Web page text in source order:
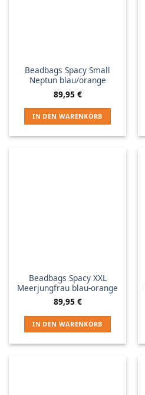
Beadbags Spacy Small
Neptun blau/orange
89,95 €
IN DEN WARENKORB
Beadbags Spacy XXL
Meerjungfrau blau-orange
89,95 €
IN DEN WARENKORB